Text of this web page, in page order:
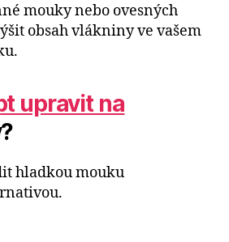
mouky nebo ovesných
obsah vlákniny ve vašem
upravit na
hladkou mouku